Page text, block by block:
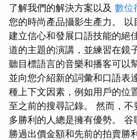
了解我們的解決方案以及 數位
您的時尚產品攝影生產力。
建立信心和發展口語技能的絕
道的主題的演講，並練習在鏡
聽目標語言的音樂和播客可以
並向您介紹新的詞彙和口語表
種上下文因素，例如用戶的位
至之前的搜尋記錄。 然而，
多勝利的人總是擁有優勢。
勝過出價金額和先前的拍賣勝